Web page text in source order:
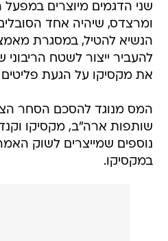
שני הדגמים מיוצרים
ומרצדס, שיהיה אחד
הנשיא להטיל, במסגרת
להעביר ייצור לשטח
את מקסיקו על הגעת
המס מנוגד להסכם הסחר
שותפות ארה"ב, מקסיקו
נוספים שמייצרים לשוק
במקסיקו.